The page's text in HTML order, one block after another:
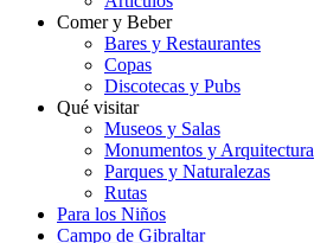
Comer y Beber
Bares y Restaurantes
Copas
Discotecas y Pubs
Qué visitar
Museos y Salas
Monumentos y Arquitectura
Parques y Naturalezas
Rutas
Para los Niños
Campo de Gibraltar